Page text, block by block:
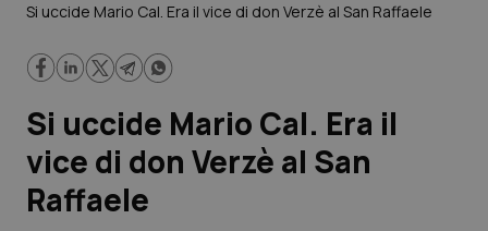
Lavoro e Professioni
Scienza e Farmaci
Si uccide Mario Cal. Era il vice di don Verzè al San Raffaele
Si uccide Mario Cal. Era il
vice di don Verzè al San
Raffaele